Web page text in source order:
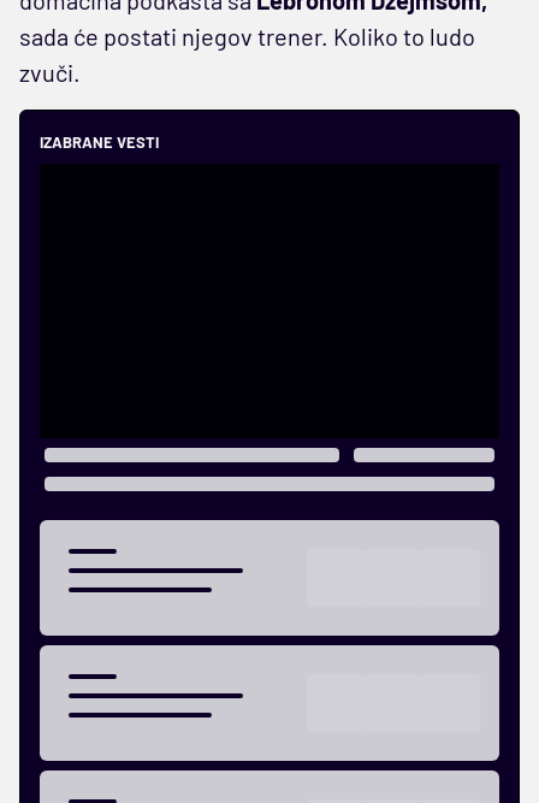
sada će postati njegov trener. Koliko to ludo
zvuči.
IZABRANE VESTI